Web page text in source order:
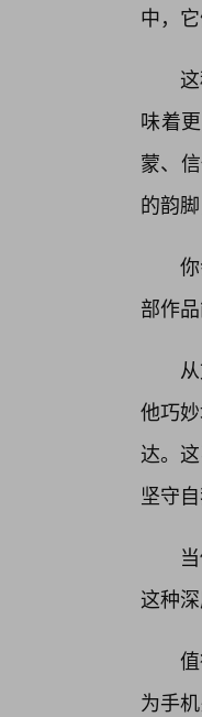
中，
味着
蒙、
的韵
部作
他巧
达。
坚守
这种
为手